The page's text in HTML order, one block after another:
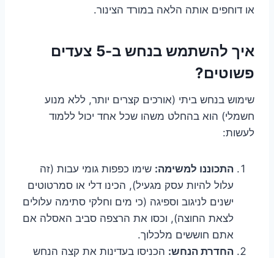
או דוחפים אותה הלאה במורד הצינור.
איך להשתמש בנחש ב-5 צעדים
פשוטים?
שימוש בנחש ביתי (אורכים קצרים יותר, ללא מנוע
חשמלי) הוא בהחלט משהו שכל אחד יכול ללמוד
לעשות:
התכוננו למשימה: שימו כפפות גומי עבות (זה
עלול להיות עסק מגעיל), הכינו דלי או סמרטוטים
ישנים לניגוב וספיגה (כי מים וחלקי סתימה עלולים
לצאת החוצה), וכסו את הרצפה סביב האסלה אם
אתם חוששים מלכלוך.
החדרת הנחש: הכניסו בעדינות את קצה הנחש